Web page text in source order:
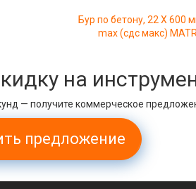
Бур по бетону, 22 Х 600
max (сдс макс)
на
— получите коммерческое
предложение